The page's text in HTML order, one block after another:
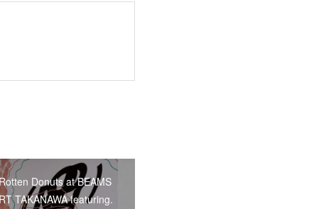
Donuts at BEAMS
TAKANAWA featuring.